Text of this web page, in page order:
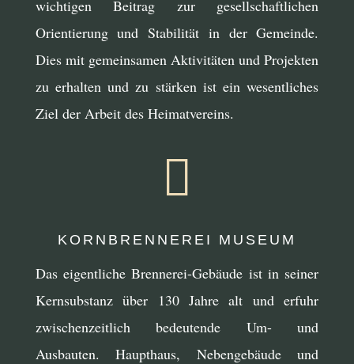
wichtigen Beitrag zur gesellschaftlichen
Orientierung und Stabilität in der Gemeinde.
Dies mit gemeinsamen Aktivitäten und Projekten
zu erhalten und zu stärken ist ein wesentliches
Ziel der Arbeit des Heimatvereins.

KORNBRENNEREI MUSEUM
Das eigentliche Brennerei-Gebäude ist in seiner
Kernsubstanz über 130 Jahre alt und erfuhr
zwischenzeitlich bedeutende Um- und
Ausbauten. Haupthaus, Nebengebäude und